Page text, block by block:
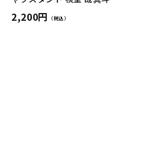
2,200円 （税込）